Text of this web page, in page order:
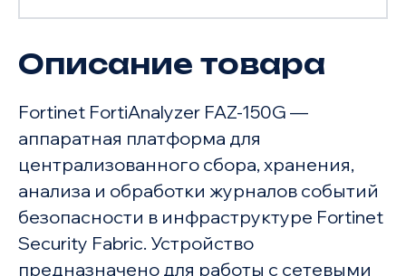
Товар
Характеристики
Описание товара
Fortinet FortiAnalyzer FAZ-150G —
аппаратная платформа для
централизованного сбора, хранения,
анализа и обработки журналов событий
безопасности в инфраструктуре Fortinet
Security Fabric. Устройство
предназначено для работы с сетевыми